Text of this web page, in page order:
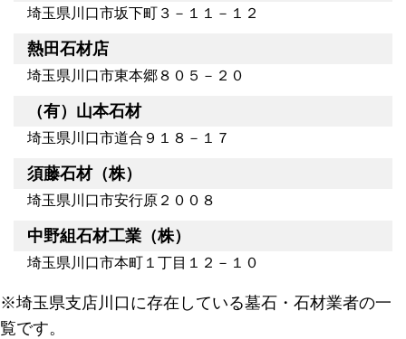
埼玉県川口市坂下町３－１１－１２
熱田石材店
埼玉県川口市東本郷８０５－２０
（有）山本石材
埼玉県川口市道合９１８－１７
須藤石材（株）
埼玉県川口市安行原２００８
中野組石材工業（株）
埼玉県川口市本町１丁目１２－１０
※埼玉県支店川口に存在している墓石・石材業者の一
覧です。